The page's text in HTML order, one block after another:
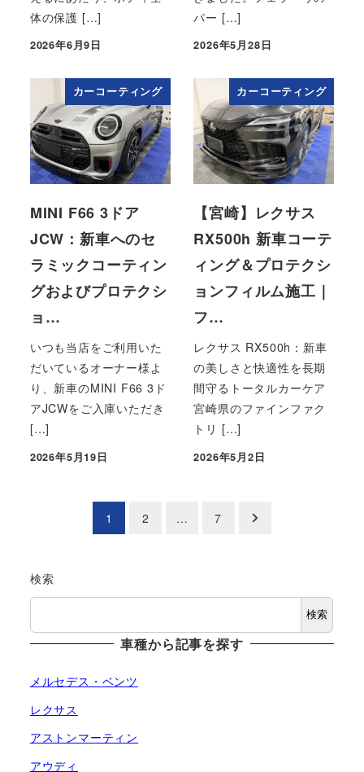
体の保護 […]
投稿日
2026年6月9日
パー […]
投稿日
2026年5月28日
カーコーティング
MINI F66 3ドア
JCW：新車へのセ
ラミックコーティン
グおよびプロテクシ
ョ…
いつも当店をご利用いた
だいているオーナー様よ
り、新車のMINI F66 3ド
アJCWをご入庫いただき
[…]
投稿日
2026年5月19日
カーコーティング
【宮崎】レクサス
RX500h 新車コーテ
ィング＆プロテクシ
ョンフィルム施工｜
フ…
レクサス RX500h：新車
の美しさと快適性を長期
間守るトータルカーケア
宮崎県のファインファク
トリ […]
投稿日
2026年5月2日
の
ー
ジ
送
り
1 2 … 7
検索
検索
車種から記事を探す
メルセデス・ベンツ
レクサス
アストンマーティン
アウディ